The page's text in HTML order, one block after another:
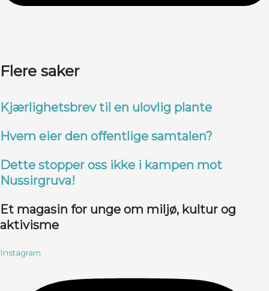
Flere saker
Kjærlighetsbrev til en ulovlig plante
Hvem eier den offentlige samtalen?
Dette stopper oss ikke i kampen mot
Nussirgruva!
Et magasin for unge om miljø, kultur og
aktivisme
Instagram